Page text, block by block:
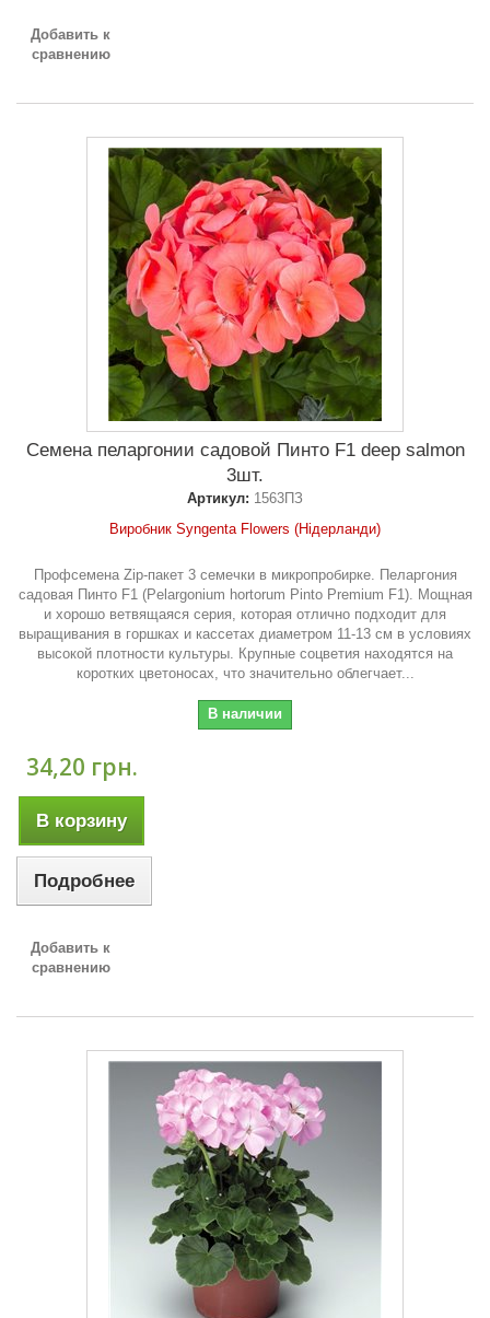
Добавить к
сравнению
Семена пеларгонии садовой Пинто F1 deep salmon
3шт.
Артикул: 1563ПЗ
Виробник Syngenta Flowers (Нідерланди)
Профсемена Zip-пакет 3 семечки в микропробирке. Пеларгония
садовая Пинто F1 (Pelargonium hortorum Pinto Premium F1). Мощная
и хорошо ветвящаяся серия, которая отлично подходит для
выращивания в горшках и кассетах диаметром 11-13 см в условиях
высокой плотности культуры. Крупные соцветия находятся на
коротких цветоносах, что значительно облегчает...
В наличии
34,20 грн.
В корзину
Подробнее
Добавить к
сравнению